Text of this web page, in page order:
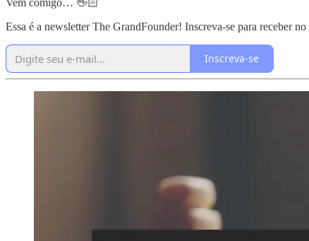
Essa é a newsletter The GrandFounder! Inscreva-se para receber
Inscreva-se